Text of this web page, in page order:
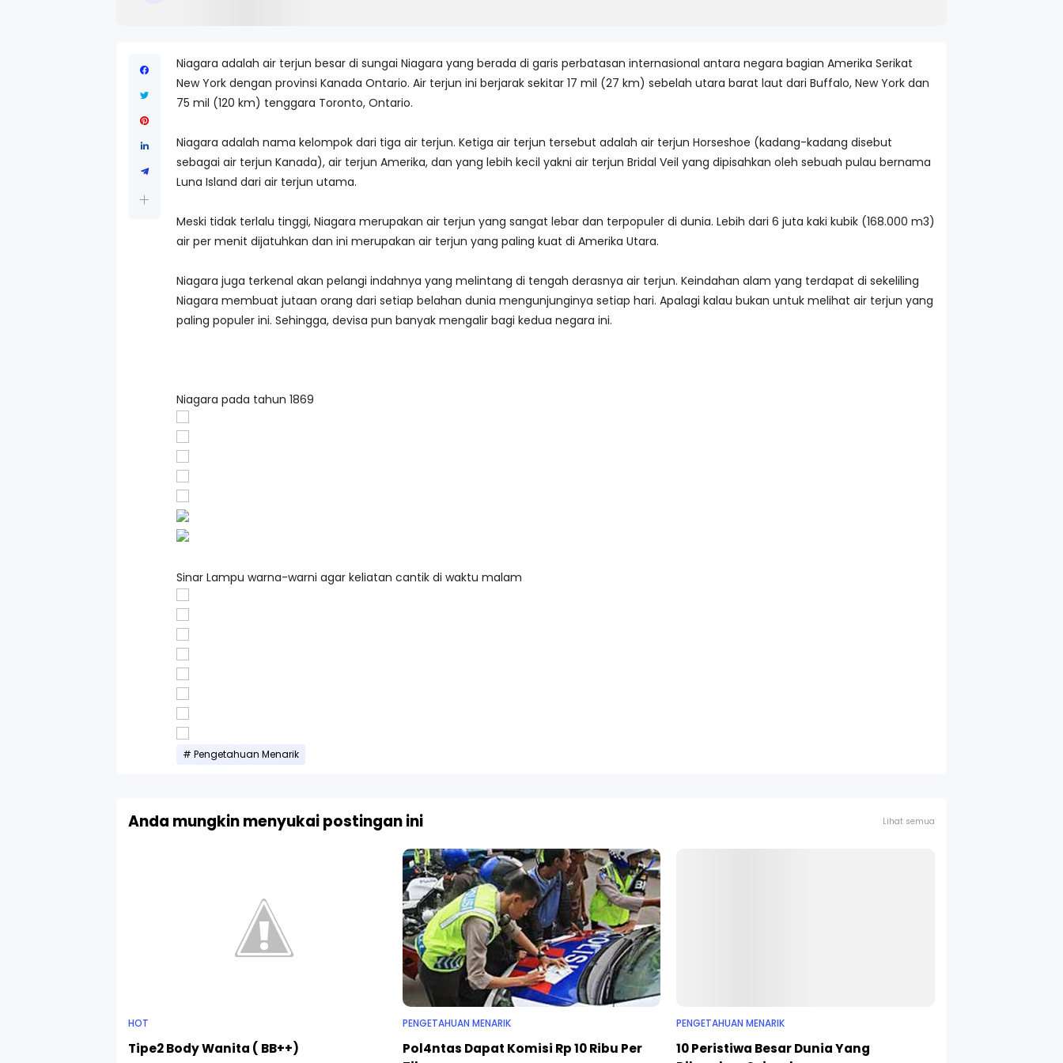
Niagara adalah air terjun besar di sungai Niagara yang berada di garis perbatasan internasional antara negara bagian Amerika Serikat
New York dengan provinsi Kanada Ontario. Air terjun ini berjarak sekitar 17 mil (27 km) sebelah utara barat laut dari Buffalo, New York dan
75 mil (120 km) tenggara Toronto, Ontario.
Niagara adalah nama kelompok dari tiga air terjun. Ketiga air terjun tersebut adalah air terjun Horseshoe (kadang-kadang disebut
sebagai air terjun Kanada), air terjun Amerika, dan yang lebih kecil yakni air terjun Bridal Veil yang dipisahkan oleh sebuah pulau bernama
Luna Island dari air terjun utama.
Meski tidak terlalu tinggi, Niagara merupakan air terjun yang sangat lebar dan terpopuler di dunia. Lebih dari 6 juta kaki kubik (168.000 m3)
air per menit dijatuhkan dan ini merupakan air terjun yang paling kuat di Amerika Utara.
Niagara juga terkenal akan pelangi indahnya yang melintang di tengah derasnya air terjun. Keindahan alam yang terdapat di sekeliling
Niagara membuat jutaan orang dari setiap belahan dunia mengunjunginya setiap hari. Apalagi kalau bukan untuk melihat air terjun yang
paling populer ini. Sehingga, devisa pun banyak mengalir bagi kedua negara ini.
Niagara pada tahun 1869
Sinar Lampu warna-warni agar keliatan cantik di waktu malam
Pengetahuan Menarik
Anda mungkin menyukai postingan ini Lihat semua
HOT
Tipe2 Body Wanita ( BB++)
PENGETAHUAN MENARIK
Pol4ntas Dapat Komisi Rp 10 Ribu Per
PENGETAHUAN MENARIK
10 Peristiwa Besar Dunia Yang